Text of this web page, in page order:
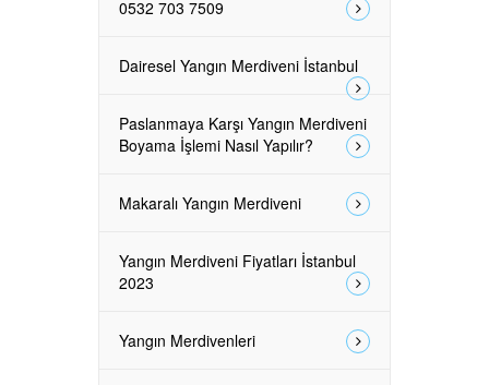
0532 703 7509
Dairesel Yangın Merdiveni İstanbul
Paslanmaya Karşı Yangın Merdiveni
Boyama İşlemi Nasıl Yapılır?
Makaralı Yangın Merdiveni
Yangın Merdiveni Fiyatları İstanbul
2023
Yangın Merdivenleri